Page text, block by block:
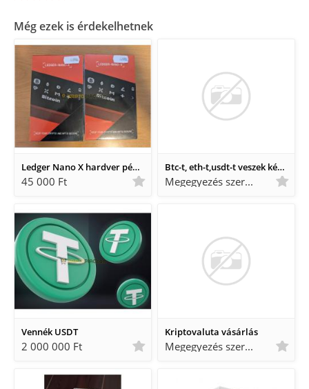
Még ezek is érdekelhetnek
Ledger Nano X hardver pénztárca - BONTATLAN!
45 000 Ft
Btc-t, eth-t,usdt-t veszek készpénzért Huf/EUR Budapesten
Megegyezés szerint Megegyezés szerint
Vennék USDT
2 000 000 Ft
Kriptovaluta vásárlás
Megegyezés szerint Megegyezés szerint